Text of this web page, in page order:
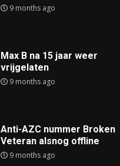
9 months ago
Max B na 15 jaar weer
vrijgelaten
9 months ago
Anti-AZC nummer Broken
Veteran alsnog offline
9 months ago